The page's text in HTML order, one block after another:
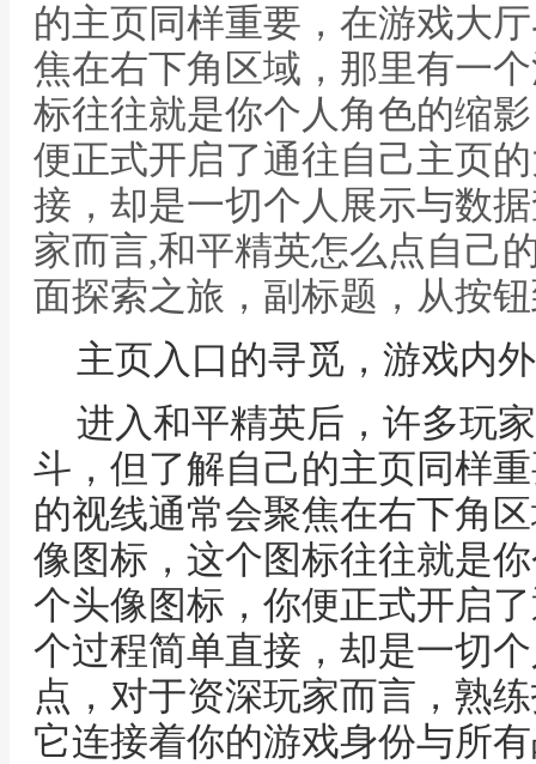
的主页同样重要，在游戏大
焦在右下角区域，那里有一
标往往就是你个人角色的缩
便正式开启了通往自己主页
接，却是一切个人展示与数
家而言,和平精英怎么点自己
面探索之旅，副标题，从按
主页入口的寻觅，游戏内
进入和平精英后，许多玩
斗，但了解自己的主页同样
的视线通常会聚焦在右下角
像图标，这个图标往往就是
个头像图标，你便正式开启
个过程简单直接，却是一切
点，对于资深玩家而言，熟
它连接着你的游戏身份与所